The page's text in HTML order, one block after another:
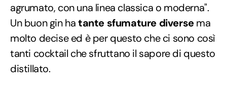
agrumato, con una linea classica o moderna".
Un buon gin hatante sfumature diversema
molto decise ed è per questo che ci sono così
tanti cocktail che sfruttano il sapore di questo
distillato.